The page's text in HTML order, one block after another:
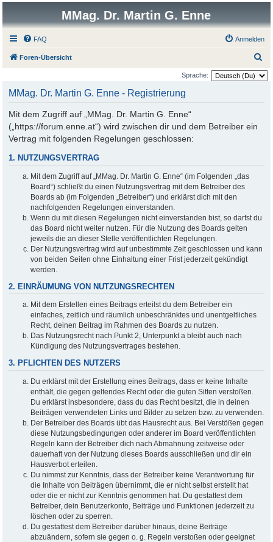
MMag. Dr. Martin G. Enne
FAQ Anmelden
Foren-Übersicht
u
Sprache:
MMag. Dr. Martin G. Enne - Registrierung
Mit dem Zugriff auf „MMag. Dr. Martin G. Enne“
(„https://forum.enne.at“) wird zwischen dir und dem Betreiber ein
Vertrag mit folgenden Regelungen geschlossen:
1. NUTZUNGSVERTRAG
Mit dem Zugriff auf „MMag. Dr. Martin G. Enne“ (im Folgenden „das
Board“) schließt du einen Nutzungsvertrag mit dem Betreiber des
Boards ab (im Folgenden „Betreiber“) und erklärst dich mit den
nachfolgenden Regelungen einverstanden.
Wenn du mit diesen Regelungen nicht einverstanden bist, so darfst du
das Board nicht weiter nutzen. Für die Nutzung des Boards gelten
jeweils die an dieser Stelle veröffentlichten Regelungen.
Der Nutzungsvertrag wird auf unbestimmte Zeit geschlossen und kann
von beiden Seiten ohne Einhaltung einer Frist jederzeit gekündigt
werden.
2. EINRÄUMUNG VON NUTZUNGSRECHTEN
Mit dem Erstellen eines Beitrags erteilst du dem Betreiber ein
einfaches, zeitlich und räumlich unbeschränktes und unentgeltliches
Recht, deinen Beitrag im Rahmen des Boards zu nutzen.
Das Nutzungsrecht nach Punkt 2, Unterpunkt a bleibt auch nach
Kündigung des Nutzungsvertrages bestehen.
3. PFLICHTEN DES NUTZERS
Du erklärst mit der Erstellung eines Beitrags, dass er keine Inhalte
enthält, die gegen geltendes Recht oder die guten Sitten verstoßen.
Du erklärst insbesondere, dass du das Recht besitzt, die in deinen
Beiträgen verwendeten Links und Bilder zu setzen bzw. zu verwenden.
Der Betreiber des Boards übt das Hausrecht aus. Bei Verstößen gegen
diese Nutzungsbedingungen oder anderer im Board veröffentlichten
Regeln kann der Betreiber dich nach Abmahnung zeitweise oder
dauerhaft von der Nutzung dieses Boards ausschließen und dir ein
Hausverbot erteilen.
Du nimmst zur Kenntnis, dass der Betreiber keine Verantwortung für
die Inhalte von Beiträgen übernimmt, die er nicht selbst erstellt hat
oder die er nicht zur Kenntnis genommen hat. Du gestattest dem
Betreiber, dein Benutzerkonto, Beiträge und Funktionen jederzeit zu
löschen oder zu sperren.
Du gestattest dem Betreiber darüber hinaus, deine Beiträge
abzuändern, sofern sie gegen o. g. Regeln verstoßen oder geeignet